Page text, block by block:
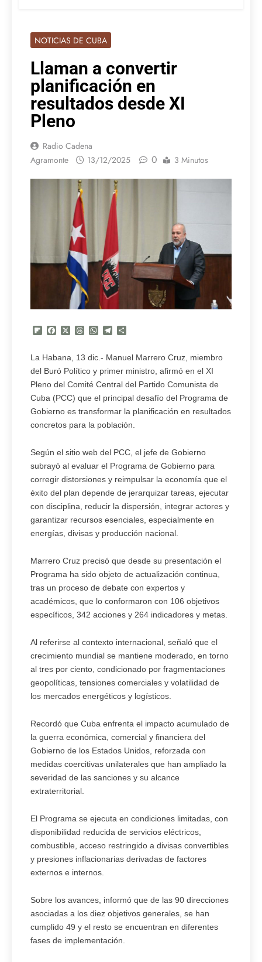
NOTICIAS DE CUBA
Llaman a convertir
planificación en
resultados desde XI
Pleno
Radio Cadena
Agramonte
13/12/2025 0 3 Minutos
Flipboard
Facebook
X Threads
WhatsApp
Telegram
La Habana, 13 dic.- Manuel Marrero Cruz, miembro
del Buró Político y primer ministro, afirmó en el XI
Pleno del Comité Central del Partido Comunista de
Cuba (PCC) que el principal desafío del Programa de
Gobierno es transformar la planificación en resultados
concretos para la población.
Según el sitio web del PCC, el jefe de Gobierno
subrayó al evaluar el Programa de Gobierno para
corregir distorsiones y reimpulsar la economía que el
éxito del plan depende de jerarquizar tareas, ejecutar
con disciplina, reducir la dispersión, integrar actores y
garantizar recursos esenciales, especialmente en
energías, divisas y producción nacional.
Marrero Cruz precisó que desde su presentación el
Programa ha sido objeto de actualización continua,
tras un proceso de debate con expertos y
académicos, que lo conformaron con 106 objetivos
específicos, 342 acciones y 264 indicadores y metas.
Al referirse al contexto internacional, señaló que el
crecimiento mundial se mantiene moderado, en torno
al tres por ciento, condicionado por fragmentaciones
geopolíticas, tensiones comerciales y volatilidad de
los mercados energéticos y logísticos.
Recordó que Cuba enfrenta el impacto acumulado de
la guerra económica, comercial y financiera del
Gobierno de los Estados Unidos, reforzada con
medidas coercitivas unilaterales que han ampliado la
severidad de las sanciones y su alcance
extraterritorial.
El Programa se ejecuta en condiciones limitadas, con
disponibilidad reducida de servicios eléctricos,
combustible, acceso restringido a divisas convertibles
y presiones inflacionarias derivadas de factores
externos e internos.
Sobre los avances, informó que de las 90 direcciones
asociadas a los diez objetivos generales, se han
cumplido 49 y el resto se encuentran en diferentes
fases de implementación.